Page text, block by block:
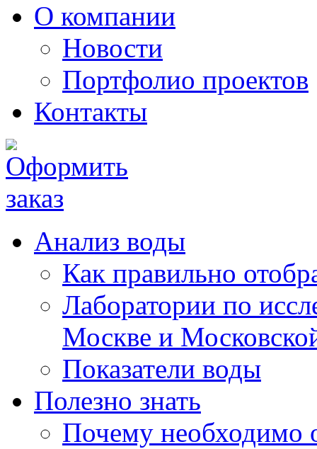
О компании
Новости
Портфолио проектов
Контакты
Анализ воды
Как правильно
Лаборатории по
Москве и
Показатели воды
Полезно знать
Почему необходимо